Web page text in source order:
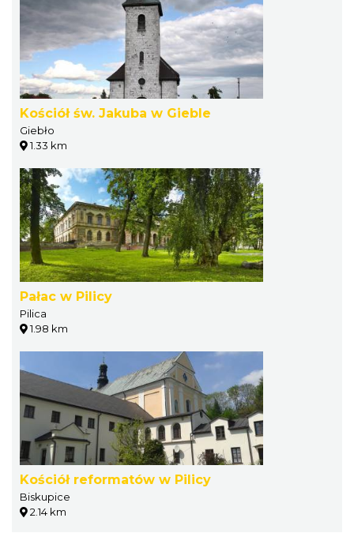
Kościół św. Jakuba w Gieble
Giebło
1.33 km
Pałac w Pilicy
Pilica
1.98 km
Kościół reformatów w Pilicy
Biskupice
2.14 km